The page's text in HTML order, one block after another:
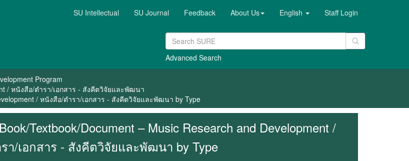
SU Intellectual SU Journal Feedback About Us English Staff Login
Advanced Search
Program
/ หนังสือ/ตำรา/เอกสาร - สังคีตวิจัยและพัฒนา
/ หนังสือ/ตำรา/เอกสาร - สังคีตวิจัยและพัฒนา by Type
Textbook/Document – Music Research and Development /
า/เอกสาร - สังคีตวิจัยและพัฒนา by Type